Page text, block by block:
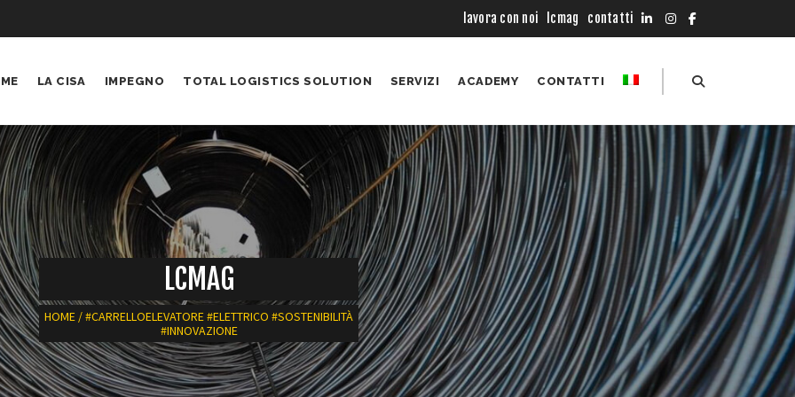
lavora con noi lcmag contatti
LA CISA
Chi siamo
Gruppo
Persone
Perché sceglierci
IMPEGNO
Sostenibilità
Qualità, Ambiente & Sicurezza
TOTAL LOGISTICS SOLUTION SERVIZI
Noleggio Mezzi
Manutenzione Mezzi
Layout Logistici
Servizi TMS
Attrezzature
TLS
Opportunità Mezzi Disponibili
Forklift International
ACADEMY
Corsi
Simulatori
CONTATTI
LCMAG
HOME /#CARRELLOELEVATORE #ELETTRICO #SOSTENIBILITÀ
#INNOVAZIONE